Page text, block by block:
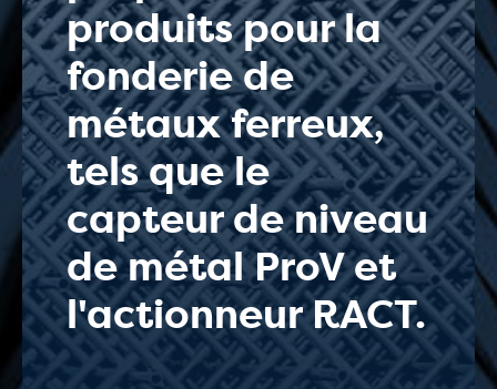
produits pour la
fonderie de
métaux ferreux,
tels que le
capteur de niveau
de métal ProV et
l'actionneur RACT.